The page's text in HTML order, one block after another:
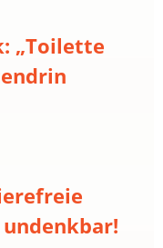
„Toilette